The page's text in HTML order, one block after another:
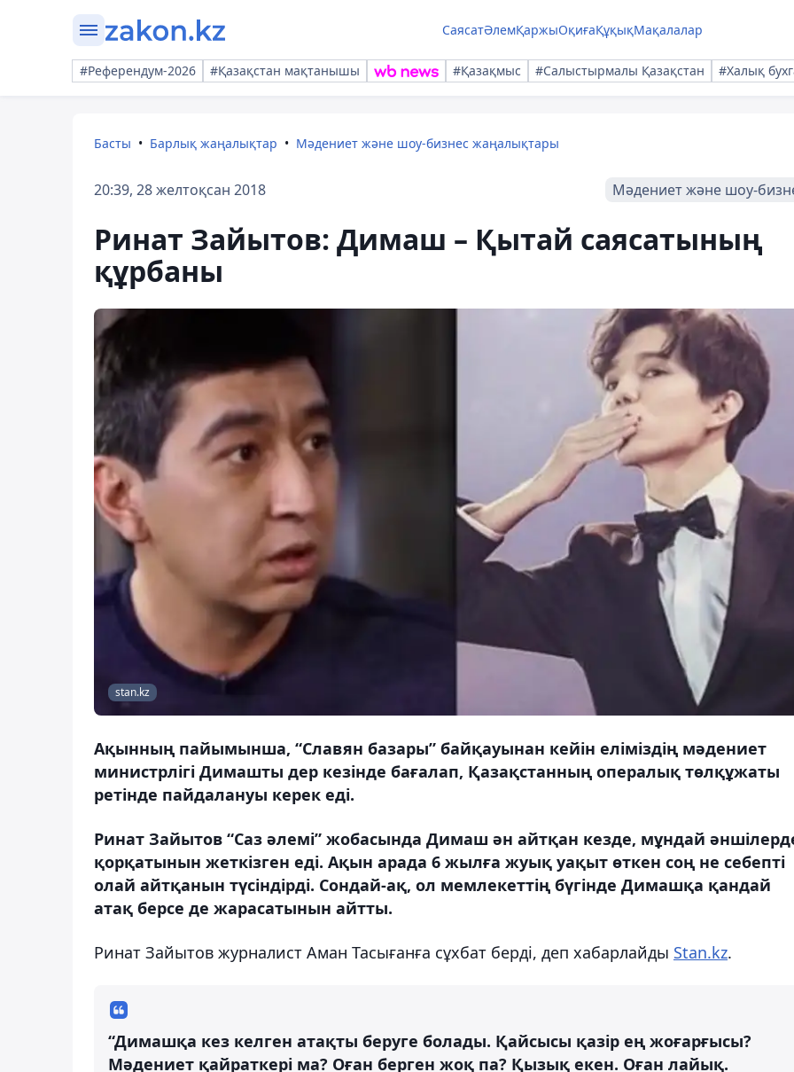
СаясатӘлемҚаржыОқиғаҚұқықМақалалар
#Референдум-2026 #Қазақстан мақтанышы #Қазақмыс #Салыстырмалы Қазақстан #Халық
Басты Барлық жаңалықтар Мәдениет және шоу-бизнес жаңалықтары
20:39, 28 желтоқсан 2018 Мәдениет және шоу-
Ринат Зайытов: Димаш – Қытай саясатының
құрбаны
stan.kz
Ақынның пайымынша, “Славян базары” байқауынан кейін еліміздің мәдениет
министрлігі Димашты дер кезінде бағалап, Қазақстанның опералық төлқұжаты
ретінде пайдалануы керек еді.
Ринат Зайытов “Саз әлемі” жобасында Димаш ән айтқан кезде, мұндай
қорқатынын жеткізген еді. Ақын арада 6 жылға жуық уақыт өткен соң не себепті
олай айтқанын түсіндірді. Сондай-ақ, ол мемлекеттің бүгінде Димашқа қандай
атақ берсе де жарасатынын айтты.
Ринат Зайытов журналист Аман Тасығанға сұхбат берді, деп хабарлайды Stan.kz.
“Димашқа кез келген атақты беруге болады. Қайсысы қазір ең жоғарғысы?
Мәдениет қайраткері ма? Оған берген жоқ па? Қызық екен. Оған лайық.